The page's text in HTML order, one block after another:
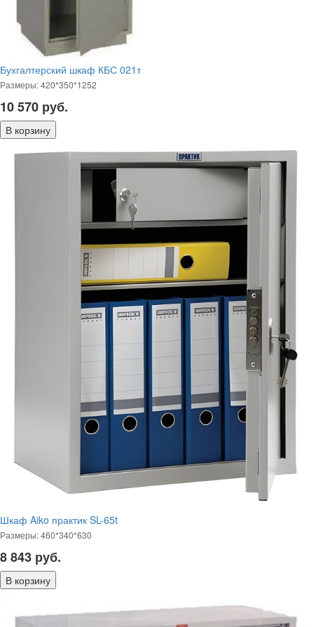
Бухгалтерский шкаф КБС 021т
Размеры: 420*350*1252
10 570 руб.
Шкаф Aiko практик SL-65t
Размеры: 460*340*630
8 843 руб.